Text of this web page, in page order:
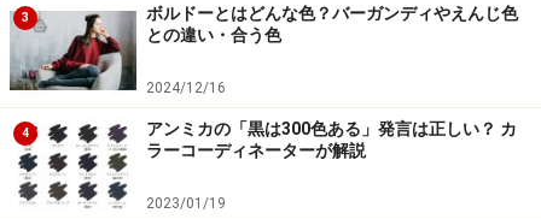
たびにひらひらと揺れるシルエットが上品です。アクセ
サリーは、コサージュのみですが、ブラウスにパール調
のボタンがついています。
入学式のコサージュの色は？
3
ボルドーとはどんな色？バーガンディやえんじ色
との違い・合う色
2024/12/16
4
アンミカの「黒は300色ある」発言は正しい？ カ
ラーコーディネーターが解説
2023/01/19